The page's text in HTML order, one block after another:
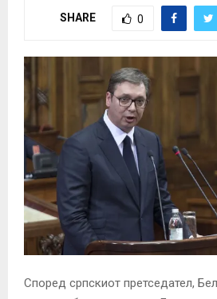
SHARE 0
Според српскиот претседател,